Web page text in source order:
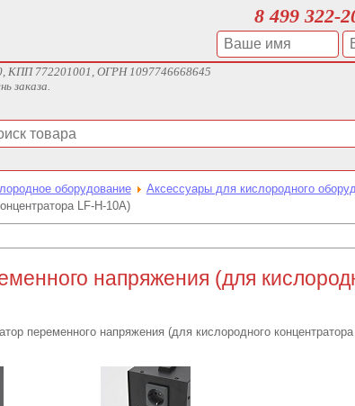
8 499 322-
КПП 772201001, ОГРН 1097746668645
заказа.
оборудование Аксессуары для кислородного
LF-H-10A)
напряжения (для